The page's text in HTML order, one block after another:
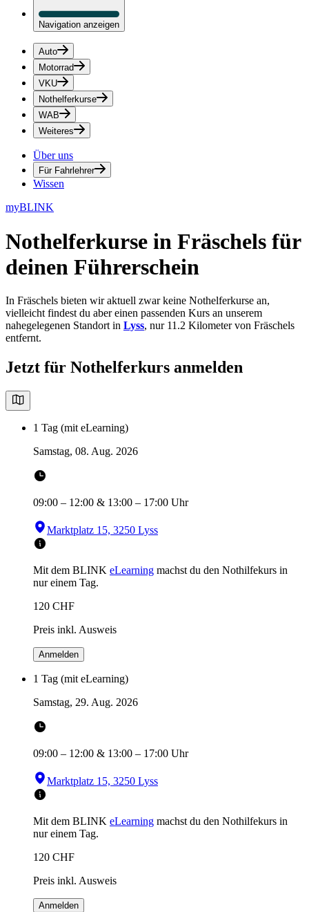
Navigation anzeigen
Auto
Motorrad
VKU
Nothelferkurse
WAB
Weiteres
Über uns
Für Fahrlehrer
Wissen
myBLINK
Nothelferkurse in Fräschels für
deinen Führerschein
In Fräschels bieten wir aktuell zwar keine Nothelferkurse an,
vielleicht findest du aber einen passenden Kurs an unserem
nahegelegenen Standort in Lyss, nur 11.2 Kilometer von Fräschels
entfernt.
Jetzt für Nothelferkurs anmelden
1 Tag (mit eLearning)
Samstag, 08. Aug. 2026
09:00 – 12:00 & 13:00 – 17:00 Uhr
Marktplatz 15, 3250 Lyss
Mit dem BLINK eLearning machst du den Nothilfekurs in
nur einem Tag.
120 CHF
Preis inkl. Ausweis
Anmelden
1 Tag (mit eLearning)
Samstag, 29. Aug. 2026
09:00 – 12:00 & 13:00 – 17:00 Uhr
Marktplatz 15, 3250 Lyss
Mit dem BLINK eLearning machst du den Nothilfekurs in
nur einem Tag.
120 CHF
Preis inkl. Ausweis
Anmelden